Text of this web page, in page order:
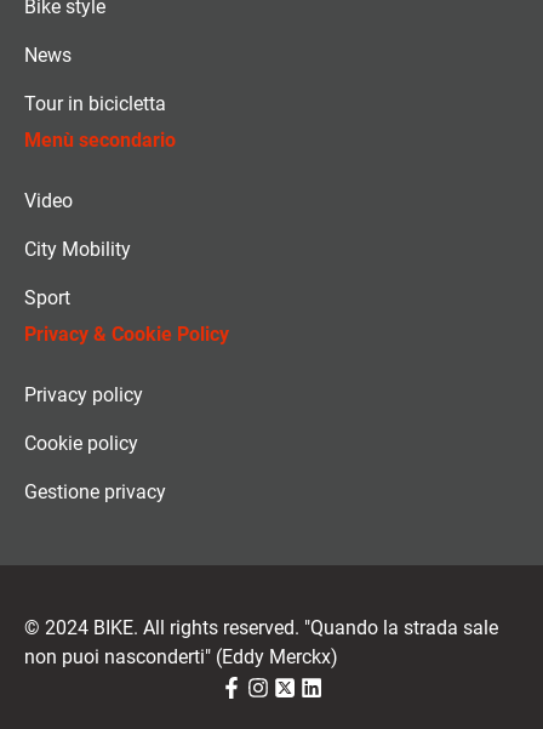
Bike style
News
Tour in bicicletta
Menù secondario
Video
City Mobility
Sport
Privacy & Cookie Policy
Privacy policy
Cookie policy
Gestione privacy
© 2024 BIKE. All rights reserved. "Quando la strada sale
non puoi nasconderti" (Eddy Merckx)